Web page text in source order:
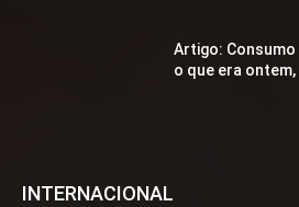
Artigo:
o que era
INTERNACIONAL